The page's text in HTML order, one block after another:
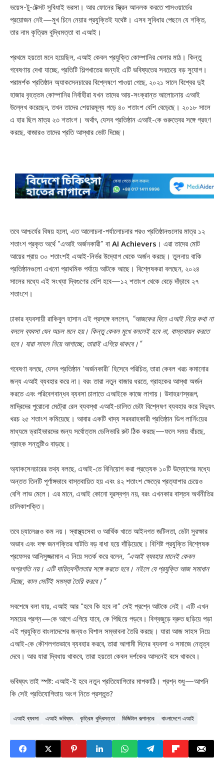
ভয়েস-টু-টেক্সট সুবিধাই ভরসা। আর ফোনের স্ক্রিন আনলক করতে পাসওয়ার্ডের
প্রয়োজন নেই—মুখ চিনে নেয়ার প্রযুক্তিই যথেষ্ট। এসব সুবিধার পেছনে যে শক্তি,
তার নাম কৃত্রিম বুদ্ধিমত্তা বা এআই।
প্রথমে হয়তো মনে হয়েছিল, এআই কেবল প্রযুক্তি কোম্পানির খেলার মাঠ। কিন্তু
গবেষণায় দেখা যাচ্ছে, প্রতিটি শিল্পখাতের জন্যই এটি ভবিষ্যতের সবচেয়ে বড় সুযোগ।
পরামর্শক প্রতিষ্ঠান অ্যাকসেনচারের বিশ্লেষণে পাওয়া গেছে, ২০২১ সালে বিশ্বের দুই
হাজার বৃহত্তম কোম্পানির নির্বাহীরা যখন তাদের আয়-সংক্রান্ত আলোচনায় এআই
উল্লেখ করেছেন, তখন তাদের শেয়ারমূল্য গড়ে ৪০ শতাংশ বেশি বেড়েছে। ২০১৮ সালে
এ হার ছিল মাত্র ২৩ শতাংশ। অর্থাৎ, যেসব প্রতিষ্ঠান এআই-কে গুরুত্বের সঙ্গে গ্রহণ
করছে, বাজারও তাদের প্রতি আস্থার ভোট দিচ্ছে।
তবে আশ্চর্যের বিষয় হলো, এত আলোচনা-পর্যালোচনার পরও প্রতিষ্ঠানগুলোর মাত্র ১২
শতাংশ প্রকৃত অর্থে “এআই অর্জনকারী” বা AI Achievers । এরা তাদের মোট
আয়ের প্রায় ৩০ শতাংশই এআই-নির্ভর উদ্যোগ থেকে অর্জন করছে। তুলনায় বাকি
প্রতিষ্ঠানগুলো এখনো প্রাথমিক পর্যায়ে আটকে আছে। বিশ্লেষকরা বলছেন, ২০২৪
সালের মধ্যে এই সংখ্যা দ্বিগুণের বেশি হবে—১২ শতাংশ থেকে বেড়ে দাঁড়াবে ২৭
শতাংশে।
ঢাকার ব্যবসায়ী রাকিবুল হাসান এই প্রসঙ্গে বললেন, “আজকের দিনে এআই নিয়ে কথা না
বললে ব্যবসা যেন অচল মনে হয়। কিন্তু কেবল মুখে বললেই হবে না, বাস্তবায়ন করতে
হবে। যারা সাহস নিয়ে আগাচ্ছে, তারাই এগিয়ে থাকবে।”
গবেষণা বলছে, যেসব প্রতিষ্ঠান ‘অর্জনকারী’ হিসেবে পরিচিত, তারা কেবল খরচ কমানোর
জন্য এআই ব্যবহার করে না। বরং তারা নতুন বাজার ধরতে, গ্রাহকের আস্থা অর্জন
করতে এবং পরিবেশবান্ধব ব্যবসা চালাতে এআইকে কাজে লাগায়। উদাহরণস্বরূপ,
মাদ্রিদের পুরোনো মেট্রো রেল ব্যবস্থা এআই-চালিত ডেটা বিশ্লেষণ ব্যবহার করে বিদ্যুৎ
খরচ ২৫ শতাংশ কমিয়েছে। আবার একটি খাদ্য সরবরাহকারী প্রতিষ্ঠান ডিপ লার্নিংয়ের
মাধ্যমে ড্রাইভারদের জন্য সর্বোত্তম ডেলিভারি রুট ঠিক করছে—ফলে সময় বাঁচছে,
গ্রাহক সন্তুষ্টিও বাড়ছে।
অ্যাকসেনচারের তথ্য বলছে, এআই-তে বিনিয়োগ করা প্রত্যেক ১০টি উদ্যোগের মধ্যে
অন্তত তিনটি পূর্ণাঙ্গভাবে বাস্তবায়িত হয় এবং ৪২ শতাংশ ক্ষেত্রে প্রত্যাশার চেয়েও
বেশি লাভ মেলে। এর মানে, এআই কোনো দূরস্বপ্ন নয়, বরং এখনকার বাস্তব অর্থনীতির
চালিকাশক্তি।
তবে চ্যালেঞ্জও কম নয়। স্বাস্থ্যসেবা ও আর্থিক খাতে আইনগত জটিলতা, ডেটা সুরক্ষার
অভাব এবং দক্ষ জনশক্তির ঘাটতি বড় বাধা হয়ে দাঁড়িয়েছে। বিশিষ্ট প্রযুক্তি বিশ্লেষক
প্রফেসর আনিসুজ্জামান এ নিয়ে সতর্ক করে বলেন, “এআই ব্যবহার মানেই কেবল
অগ্রগতি নয়। এটি দায়িত্বশীলতার সঙ্গে করতে হবে। নইলে যে প্রযুক্তি আজ সমাধান
দিচ্ছে, কাল সেটিই সমস্যা তৈরি করবে।”
সবশেষে বলা যায়, এআই আর “হবে কি হবে না” সেই প্রশ্নে আটকে নেই। এটি এখন
সময়ের প্রশ্ন—কে আগে এগিয়ে যাবে, কে পিছিয়ে পড়বে। বিশ্বজুড়ে দ্রুত ছড়িয়ে পড়া
এই প্রযুক্তি বাংলাদেশের জন্যও বিশাল সম্ভাবনা তৈরি করছে। যারা আজ সাহস নিয়ে
এআই-কে কৌশলগতভাবে ব্যবহার করবে, তারা আগামী দিনের ব্যবসা ও সমাজে নেতৃত্ব
দেবে। আর যারা দ্বিধায় থাকবে, তারা হয়তো কেবল দর্শকের আসনেই বসে থাকবে।
ভবিষ্যৎ তাই স্পষ্ট: এআই-ই হবে নতুন প্রতিযোগিতার মাপকাঠি। প্রশ্ন শুধু—আপনি
কি সেই প্রতিযোগিতায় অংশ নিতে প্রস্তুত?
এআই ব্যবসা এআই ভবিষ্যৎ কৃত্রিম বুদ্ধিমত্তা ডিজিটাল রূপান্তর বাংলাদেশে এআই